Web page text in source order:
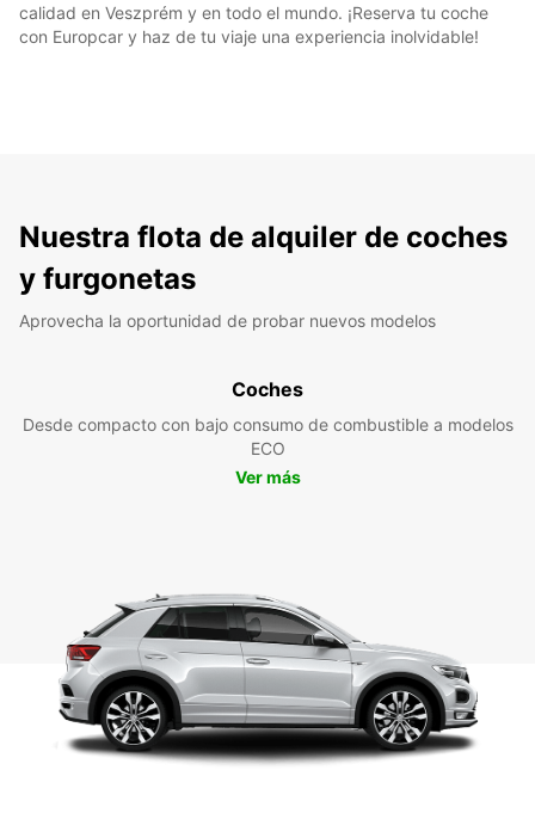
calidad en Veszprém y en todo el mundo. ¡Reserva tu coche
con Europcar y haz de tu viaje una experiencia inolvidable!
Nuestra flota de alquiler de coches
y furgonetas
Aprovecha la oportunidad de probar nuevos modelos
Coches
Desde compacto con bajo consumo de combustible a modelos
ECO
Ver más